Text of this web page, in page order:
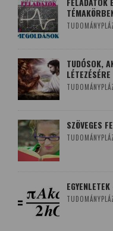
TUDÓSOK,
LÉTEZÉSÉRE
SZÖVEGES